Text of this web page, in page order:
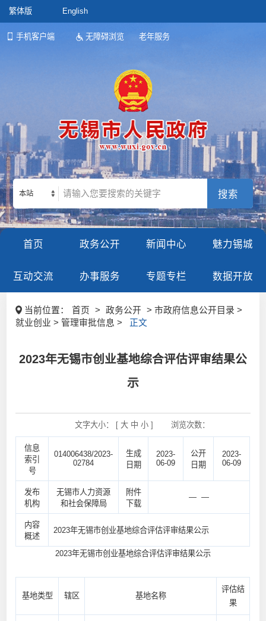
繁体版 English
手机客户端 无障碍浏览 老年服务
本站
首页 政务公开 新闻中心 魅力锡城
互动交流 办事服务 专题专栏 数据开放
当前位置： 首页 > 政务公开
> 市政府信息公开目录 >
就业创业 > 管理审批信息 >
正文
2023年无锡市创业基地综合评估评审结果公
示
文字大小： [ 大 中 小] 浏览次数：
信息
索引
号
014006438/2023-
02784
生成
日期
2023-
06-09
公开
日期
2023-
06-09
发布
机构
无锡市人力资源
和社会保障局
附件
下载
— —
内容
概述
2023年无锡市创业基地综合评估评审结果公示
2023年无锡市创业基地综合评估评审结果公示
基地类型 辖区 基地名称
评估结
果